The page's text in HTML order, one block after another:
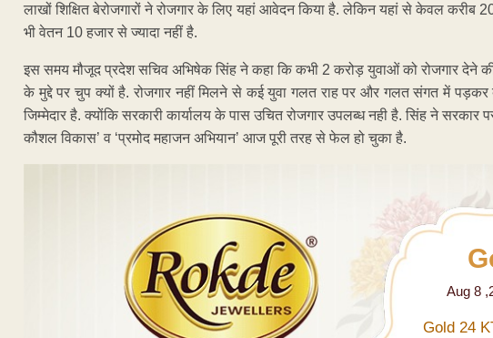
लाखों शिक्षित बेरोजगारों ने रोजगार के लिए यहां आवेदन किया है. लेकिन यहां से केवल करीब
भी वेतन 10 हजार से ज्यादा नहीं है.
इस समय मौजूद प्रदेश सचिव अभिषेक सिंह ने कहा कि कभी 2 करोड़ युवाओं को रोजगार देने
के मुद्दे पर चुप क्यों है. रोजगार नहीं मिलने से कई युवा गलत राह पर और गलत संगत में पड़कर
जिम्मेदार है. क्योंकि सरकारी कार्यालय के पास उचित रोजगार उपलब्ध नही है. सिंह ने सरकार
कौशल विकास’ व ‘प्रमोद महाजन अभियान’ आज पूरी तरह से फेल हो चुका है.
Aug 8
Gold 24